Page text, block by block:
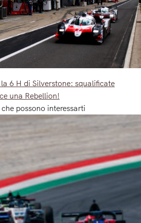
6 H di Silverstone: squalificate
una Rebellion!
possono interessarti